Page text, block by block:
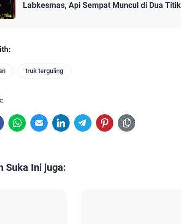
Labkesmas, Api Sempat Muncul di Dua Titik
truk terguling
Suka Ini juga: